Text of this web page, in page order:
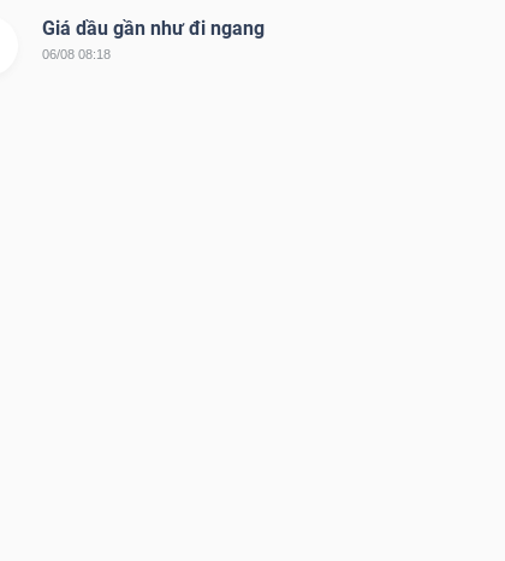
Giá dầu gần như đi ngang
06/08 08:18